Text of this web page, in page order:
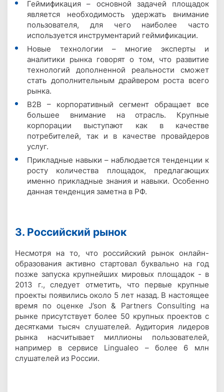
Геймификация – основной задачей площадок
является необходимость удержать внимание
пользователя, для чего наиболее часто
используется инструментарий геймификации.
Новые технологии – многие эксперты и
аналитики рынка говорят о том, что развитие
технологий дополненной реальности сможет
стать дополнительным драйвером роста всего
рынка.
B2B – корпоративный сегмент обращает все
большее внимание на отрасль. Крупные
корпорации выступают как в качестве
потребителей, так и в качестве провайдеров
услуг.
Прикладные навыки – наблюдается тенденции к
росту количества площадок, предлагающих
именно прикладные знания и навыки. Особенно
данная тенденция заметна в РФ.
3. Российский рынок
Несмотря на то, что российский рынок онлайн-
образования активно стартовал буквально на год
позже запуска крупнейших мировых площадок - в
2013 г., следует отметить, что первые крупные
проекты появились около 5 лет назад. В настоящее
время по оценке J’son & Partners Consulting на
рынке присутствует более 50 крупных проектов с
десятками тысяч слушателей. Аудитория лидеров
рынка насчитывает миллионы пользователей,
например в сервисе Lingualeo – более 6 млн
слушателей из России.